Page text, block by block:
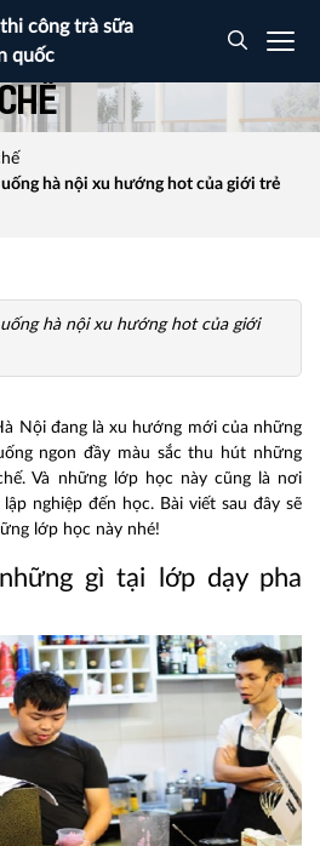
công trà sữa
quốc
hà nội xu hướng hot của giới trẻ
hà nội xu hướng hot của giới
Nội đang là xu hướng mới của những
ngon đầy màu sắc thu hút những
Và những lớp học này cũng là nơi
nghiệp đến học. Bài viết sau đây sẽ
lớp học này nhé!
gì tại lớp dạy pha